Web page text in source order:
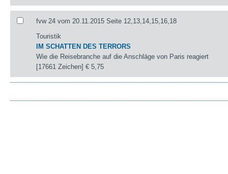
fvw 24 vom 20.11.2015 Seite 12,13,14,15,16,18
Touristik
IM SCHATTEN DES TERRORS
Wie die Reisebranche auf die Anschläge von Paris reagiert
[17661 Zeichen]€ 5,75